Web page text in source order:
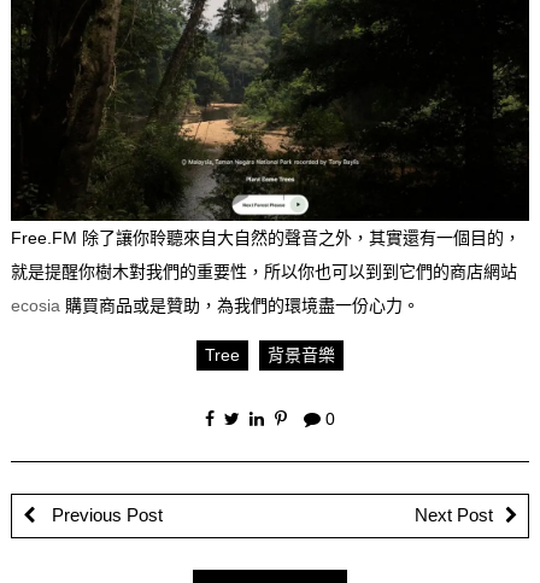
Free.FM 除了讓你聆聽來自大自然的聲音之外，其實還有一個目的，
就是提醒你樹木對我們的重要性，所以你也可以到到它們的商店網站
ecosia購買商品或是贊助，為我們的環境盡一份心力。
Tree 背景音樂
0
Previous Post Next Post